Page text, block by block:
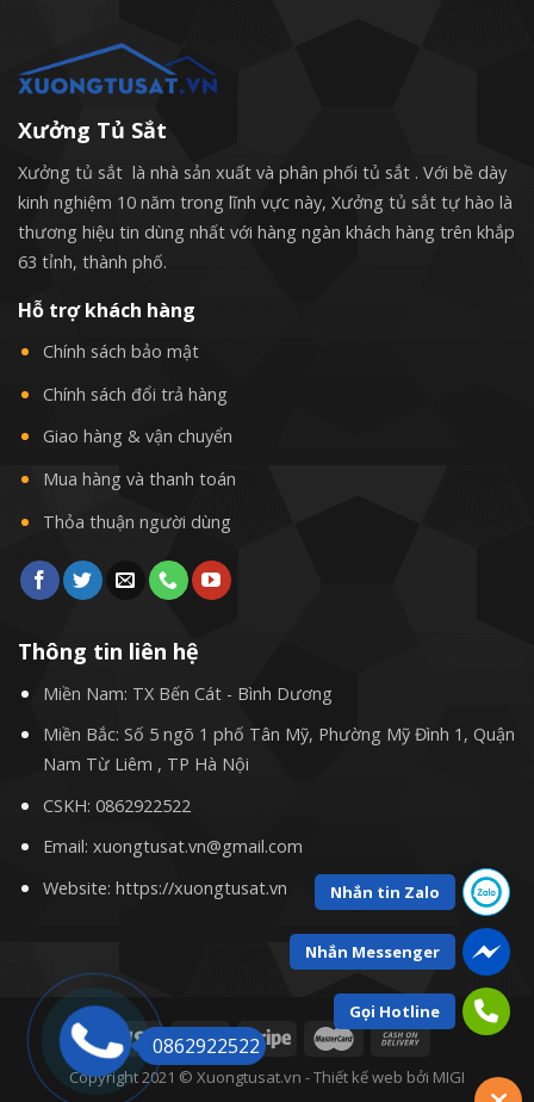
Xưởng Tủ Sắt
Xưởng tủ sắt là nhà sản xuất và phân phối tủ sắt . Với bề dày
kinh nghiệm 10 năm trong lĩnh vực này, Xưởng tủ sắt tự hào là
thương hiệu tin dùng nhất với hàng ngàn khách hàng trên khắp
63 tỉnh, thành phố.
Hỗ trợ khách hàng
Chính sách bảo mật
Chính sách đổi trả hàng
Giao hàng & vận chuyển
Mua hàng và thanh toán
Thỏa thuận người dùng
Thông tin liên hệ
Miền Nam: TX Bến Cát - Bình Dương
Miền Bắc: Số 5 ngõ 1 phố Tân Mỹ, Phường Mỹ Đình 1, Quận
Nam Từ Liêm , TP Hà Nội
CSKH: 0862922522
Email: xuongtusat.vn@gmail.com
Website: https://xuongtusat.vn
Copyright 2021 © Xuongtusat.vn -Thiết kế web bởi MIGI
0862922522
Nhắn tin Zalo
Nhắn Messenger
Gọi Hotline